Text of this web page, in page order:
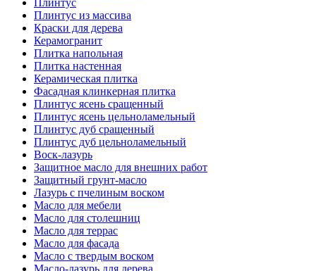
Плинтус
Плинтус из массива
Краски для дерева
Керамогранит
Плитка напольная
Плитка настенная
Керамическая плитка
Фасадная клинкерная плитка
Плинтус ясень сращенный
Плинтус ясень цельноламельный
Плинтус дуб сращенный
Плинтус дуб цельноламельный
Воск-лазурь
Защитное масло для внешних работ
Защитный грунт-масло
Лазурь с пчелиным воском
Масло для мебели
Масло для столешниц
Масло для террас
Масло для фасада
Масло с твердым воском
Масло-лазурь для дерева